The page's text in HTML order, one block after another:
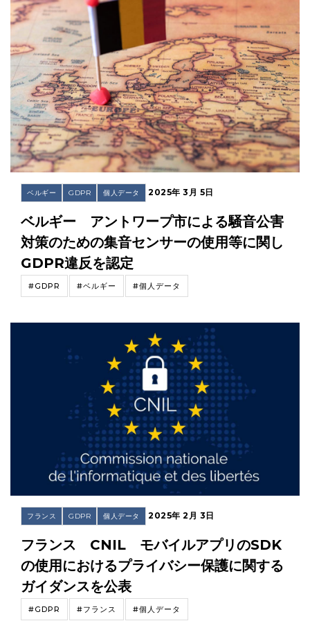
ベルギー GDPR 個人データ 2025年 3月 5日
ベルギー アントワープ市による騒音公害
対策のための集音センサーの使用等に関し
GDPR違反を認定
#GDPR #ベルギー #個人データ
フランス GDPR 個人データ 2025年 2月 3日
フランス CNIL モバイルアプリのSDK
の使用におけるプライバシー保護に関する
ガイダンスを公表
#GDPR #フランス #個人データ